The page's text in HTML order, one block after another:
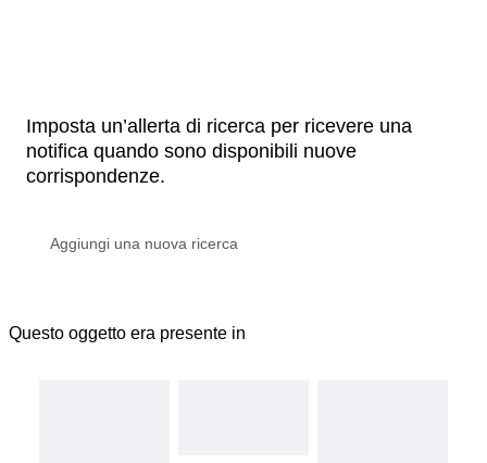
Imposta un’allerta di ricerca per ricevere una
notifica quando sono disponibili nuove
corrispondenze.
Questo oggetto era presente in